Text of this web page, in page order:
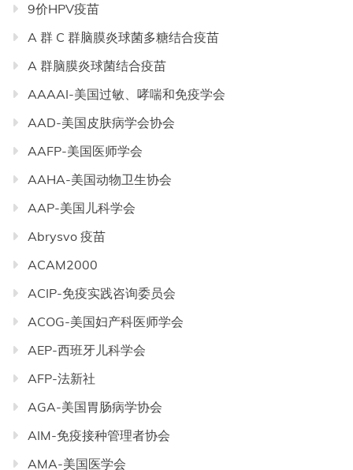
9价HPV疫苗
A 群 C 群脑膜炎球菌多糖结合疫苗
A 群脑膜炎球菌结合疫苗
AAAAI-美国过敏、哮喘和免疫学会
AAD-美国皮肤病学会协会
AAFP-美国医师学会
AAHA-美国动物卫生协会
AAP-美国儿科学会
Abrysvo 疫苗
ACAM2000
ACIP-免疫实践咨询委员会
ACOG-美国妇产科医师学会
AEP-西班牙儿科学会
AFP-法新社
AGA-美国胃肠病学协会
AIM-免疫接种管理者协会
AMA-美国医学会